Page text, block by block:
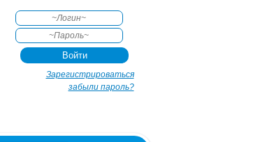
Зарегистрироваться
забыли пароль?